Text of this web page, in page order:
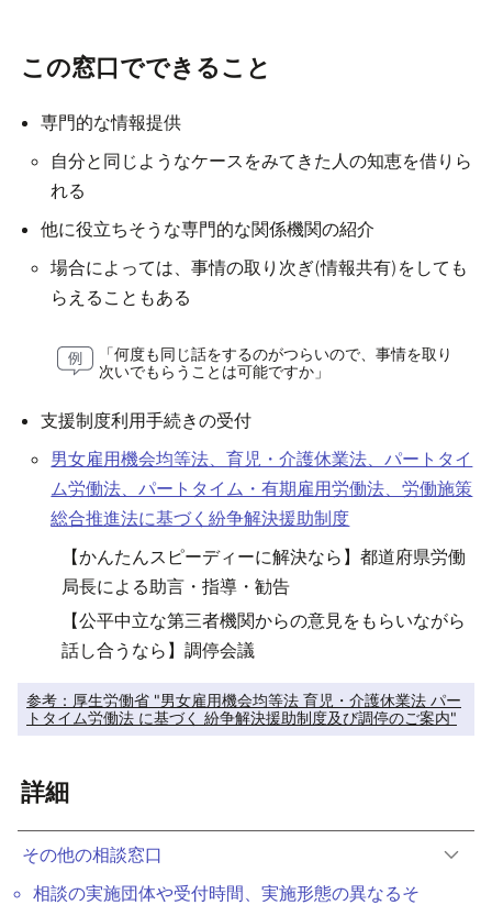
この窓口でできること
専門的な情報提供
自分と同じようなケースをみてきた人の知恵を借りら
れる
他に役立ちそうな専門的な関係機関の紹介
場合によっては、事情の取り次ぎ(情報共有)をしても
らえることもある
「何度も同じ話をするのがつらいので、事情を取り
次いでもらうことは可能ですか」
支援制度利用手続きの受付
男女雇用機会均等法、育児・介護休業法、パートタイ
ム労働法、パートタイム・有期雇用労働法、労働施策
総合推進法に基づく紛争解決援助制度
【かんたんスピーディーに解決なら】都道府県労働
局長による助言・指導・勧告
【公平中立な第三者機関からの意見をもらいながら
話し合うなら】調停会議
参考：厚生労働省 "男女雇用機会均等法 育児・介護休業法 パー
トタイム労働法 に基づく 紛争解決援助制度及び調停のご案内"
詳細
その他の相談窓口
相談の実施団体や受付時間、実施形態の異なるそ